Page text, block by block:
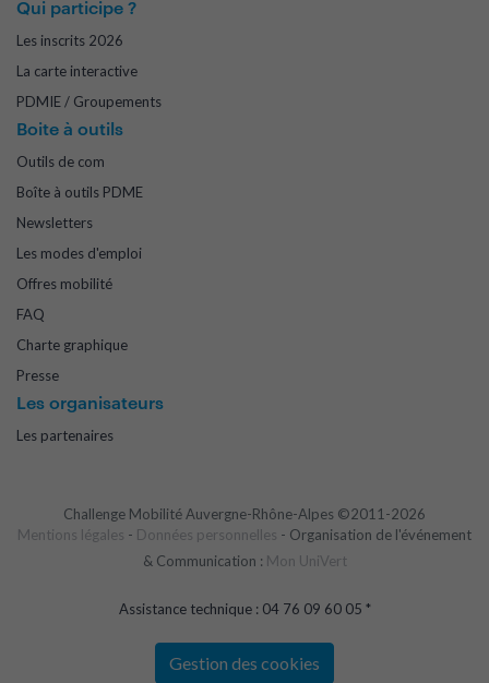
Qui participe ?
Les inscrits 2026
La carte interactive
PDMIE / Groupements
Boite à outils
Outils de com
Boîte à outils PDME
Newsletters
Les modes d'emploi
Offres mobilité
FAQ
Charte graphique
Presse
Les organisateurs
Les partenaires
Challenge Mobilité Auvergne-Rhône-Alpes ©2011-2026
Mentions légales - Données personnelles - Organisation de l'événement
& Communication : Mon UniVert
Assistance technique : 04 76 09 60 05 *
Gestion des cookies